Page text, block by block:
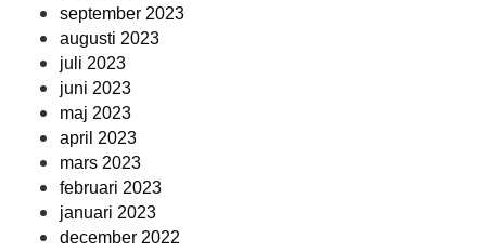
september 2023
augusti 2023
juli 2023
juni 2023
maj 2023
april 2023
mars 2023
februari 2023
januari 2023
december 2022